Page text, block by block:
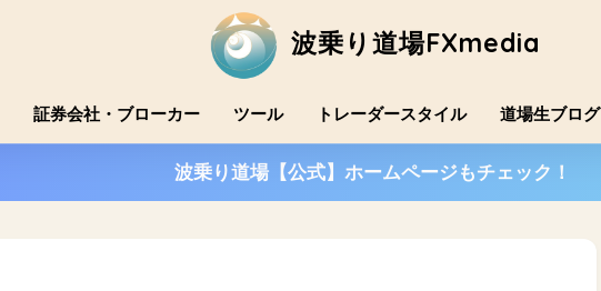
波乗り道場FXmedia
証券会社・ブローカー ツール トレーダースタイル 道場生ブログ
波乗り道場【公式】ホームページもチェック！